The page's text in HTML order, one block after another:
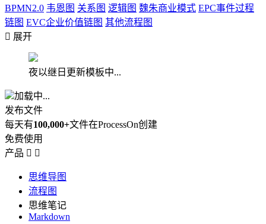
BPMN2.0 韦恩图 关系图 逻辑图 魏朱商业模式 EPC事件过程
链图 EVC企业价值链图 其他流程图
 展开
夜以继日更新模板中...
加载中...
发布文件
每天有100,000+文件在ProcessOn创建
免费使用
产品  
思维导图
流程图
思维笔记
Markdown